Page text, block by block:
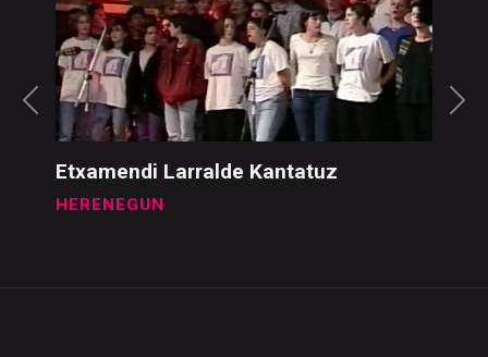
Etxamendi Larralde Kantatuz
HERENEGUN